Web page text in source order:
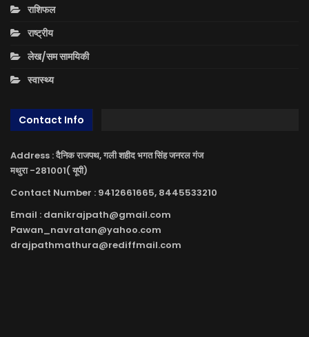
राशिफल
राष्ट्रीय
लेख/सम सामयिकी
स्वास्थ्य
Contact Info
Address : दैनिक राजपथ, गली शहीद भगत सिंह जनरल गंज
मथुरा -281001( यूपी)
Contact Number : 9412661665, 8445533210
Email : danikrajpath@gmail.com
Pawan_navratan@yahoo.com
drajpathmathura@rediffmail.com